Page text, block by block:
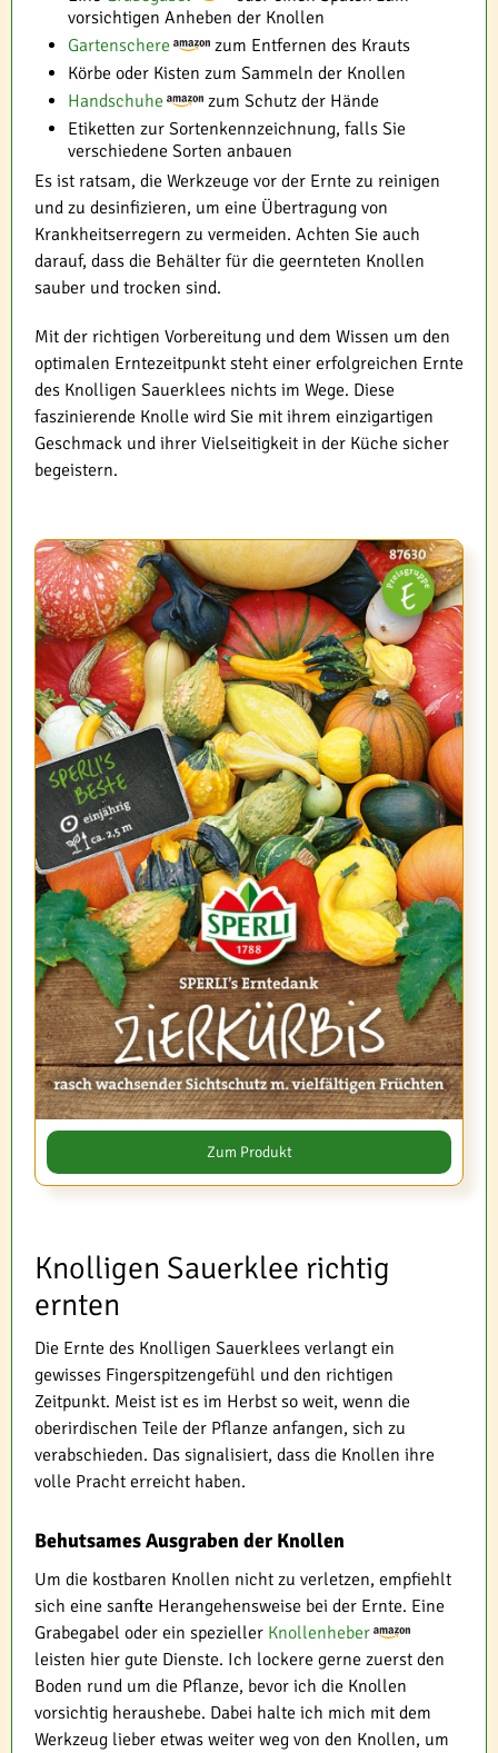
vorsichtigen Anheben der Knollen
Gartenschere
zum Entfernen des Krauts
Körbe oder Kisten zum Sammeln der Knollen
Handschuhe
zum Schutz der Hände
Etiketten zur Sortenkennzeichnung, falls Sie
verschiedene Sorten anbauen
Es ist ratsam, die Werkzeuge vor der Ernte zu reinigen
und zu desinfizieren, um eine Übertragung von
Krankheitserregern zu vermeiden. Achten Sie auch
darauf, dass die Behälter für die geernteten Knollen
sauber und trocken sind.
Mit der richtigen Vorbereitung und dem Wissen um den
optimalen Erntezeitpunkt steht einer erfolgreichen Ernte
des Knolligen Sauerklees nichts im Wege. Diese
faszinierende Knolle wird Sie mit ihrem einzigartigen
Geschmack und ihrer Vielseitigkeit in der Küche sicher
begeistern.
Zum Produkt
Knolligen Sauerklee richtig
ernten
Die Ernte des Knolligen Sauerklees verlangt ein
gewisses Fingerspitzengefühl und den richtigen
Zeitpunkt. Meist ist es im Herbst so weit, wenn die
oberirdischen Teile der Pflanze anfangen, sich zu
verabschieden. Das signalisiert, dass die Knollen ihre
volle Pracht erreicht haben.
Behutsames Ausgraben der Knollen
Um die kostbaren Knollen nicht zu verletzen, empfiehlt
sich eine sanfte Herangehensweise bei der Ernte. Eine
Grabegabel oder ein spezieller Knollenheber
leisten hier gute Dienste. Ich lockere gerne zuerst den
Boden rund um die Pflanze, bevor ich die Knollen
vorsichtig heraushebe. Dabei halte ich mich mit dem
Werkzeug lieber etwas weiter weg von den Knollen, um